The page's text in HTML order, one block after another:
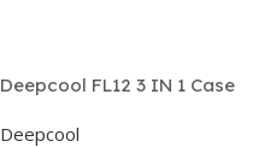
Deepcool FL12 3 IN 1 Case
και Σύνδεση 4-Pin PWM 3τμχ
Deepcool